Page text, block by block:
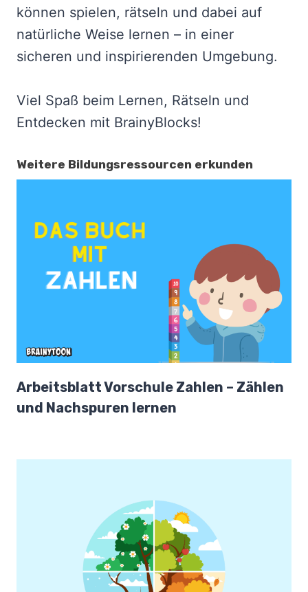
können spielen, rätseln und dabei auf
natürliche Weise lernen – in einer
sicheren und inspirierenden Umgebung.
Viel Spaß beim Lernen, Rätseln und
Entdecken mit BrainyBlocks!
Weitere Bildungsressourcen erkunden
Arbeitsblatt Vorschule Zahlen – Zählen
und Nachspuren lernen